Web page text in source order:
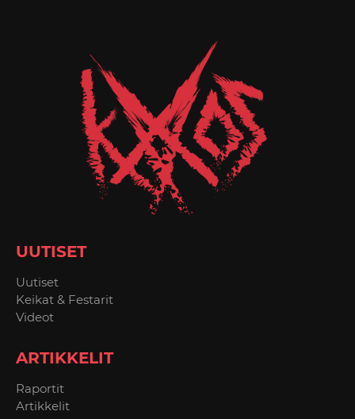
UUTISET
Uutiset
Keikat & Festarit
Videot
ARTIKKELIT
Raportit
Artikkelit